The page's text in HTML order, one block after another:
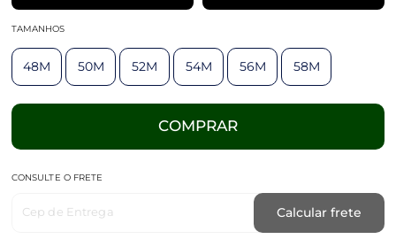
TAMANHOS
48M 50M 52M 54M 56M 58M
COMPRAR
CONSULTE O FRETE
Cep de Entrega Calcular frete